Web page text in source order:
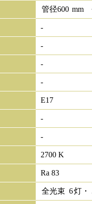
管径600 mm
-
-
-
-
E17
-
-
2700 K
Ra 83
全光束 6灯・